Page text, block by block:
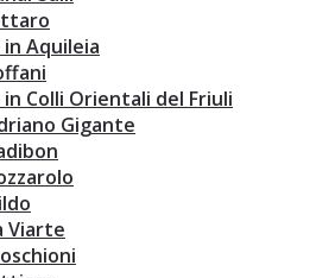
Aquileia
Colli Orientali del Friuli
Gigante
Viarte